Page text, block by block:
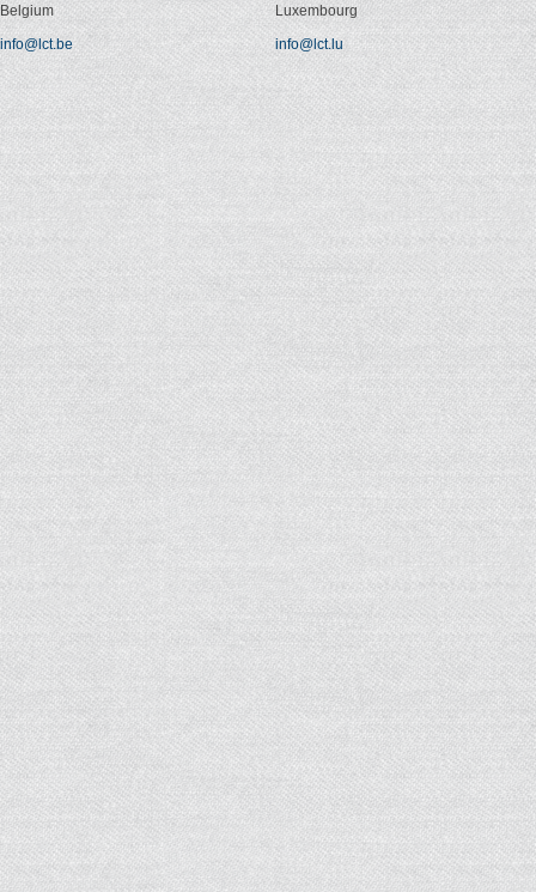
Belgium
info@lct.be
Luxembourg
info@lct.lu